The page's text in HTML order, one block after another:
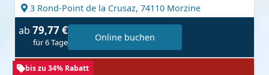
3 Rond-Point de la Crusaz, 74110 Morzine
ab 79,77 €
für 6 Tage Online buchen
bis zu 34% Rabatt